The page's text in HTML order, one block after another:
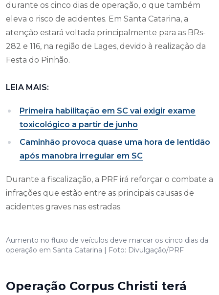
durante os cinco dias de operação, o que também
eleva o risco de acidentes. Em Santa Catarina, a
atenção estará voltada principalmente para as BRs-
282 e 116, na região de Lages, devido à realização da
Festa do Pinhão.
LEIA MAIS:
Primeira habilitação em SC vai exigir exame
toxicológico a partir de junho
Caminhão provoca quase uma hora de lentidão
após manobra irregular em SC
Durante a fiscalização, a PRF irá reforçar o combate a
infrações que estão entre as principais causas de
acidentes graves nas estradas.
Aumento no fluxo de veículos deve marcar os cinco dias da
operação em Santa Catarina | Foto: Divulgação/PRF
Operação Corpus Christi terá